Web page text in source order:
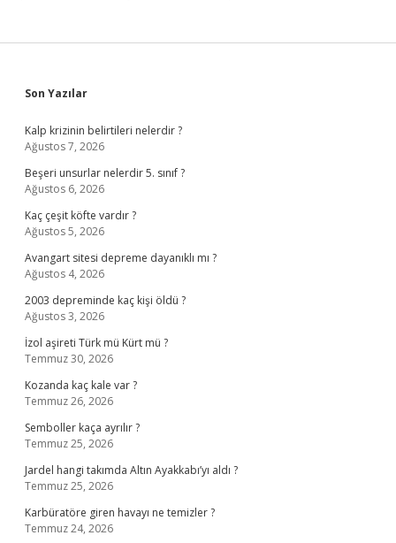
Sidebar
Son Yazılar
Kalp krizinin belirtileri nelerdir ?
Ağustos 7, 2026
Beşeri unsurlar nelerdir 5. sınıf ?
Ağustos 6, 2026
Kaç çeşit köfte vardır ?
Ağustos 5, 2026
Avangart sitesi depreme dayanıklı mı ?
Ağustos 4, 2026
2003 depreminde kaç kişi öldü ?
Ağustos 3, 2026
İzol aşireti Türk mü Kürt mü ?
Temmuz 30, 2026
Kozanda kaç kale var ?
Temmuz 26, 2026
Semboller kaça ayrılır ?
Temmuz 25, 2026
Jardel hangi takımda Altın Ayakkabı’yı aldı ?
Temmuz 25, 2026
Karbüratöre giren havayı ne temizler ?
Temmuz 24, 2026